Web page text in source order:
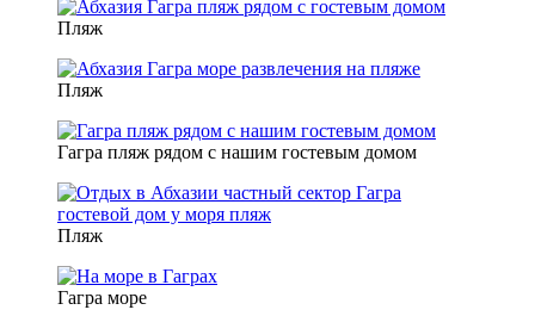
Пляж
Пляж
Гагра пляж рядом с нашим гостевым домом
Пляж
Гагра море